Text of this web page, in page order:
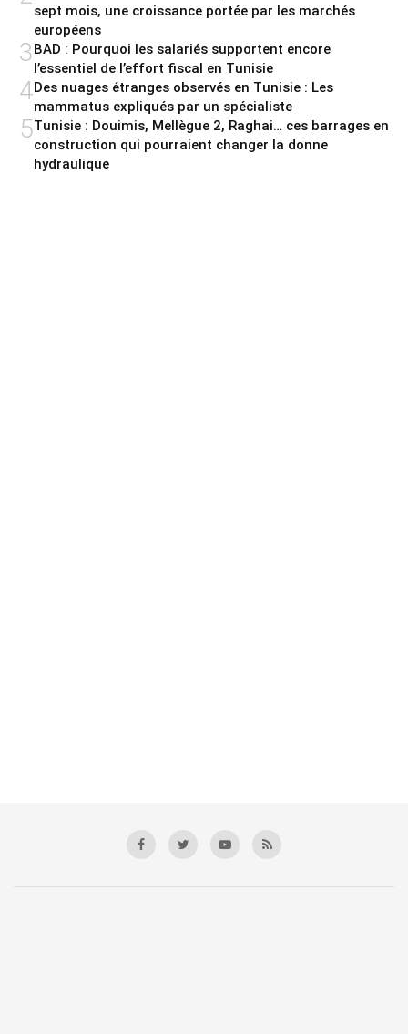
sept mois, une croissance portée par les marchés
européens
3BAD : Pourquoi les salariés supportent encore
l’essentiel de l’effort fiscal en Tunisie
4Des nuages étranges observés en Tunisie : Les
mammatus expliqués par un spécialiste
5Tunisie : Douimis, Mellègue 2, Raghai… ces barrages en
construction qui pourraient changer la donne
hydraulique